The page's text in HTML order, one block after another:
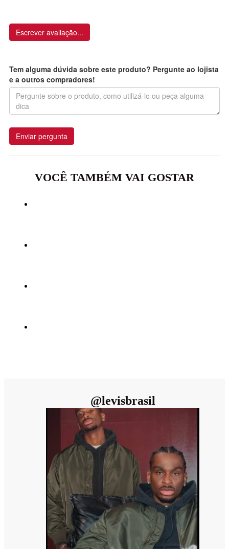
Escrever avaliação...
Tem alguma dúvida sobre este produto? Pergunte ao lojista
e a outros compradores!
Enviar pergunta
VOCÊ TAMBÉM VAI GOSTAR
@levisbrasil